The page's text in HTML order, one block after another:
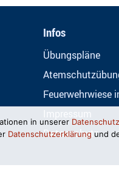
Infos
Übungspläne
Feuerwehrwiese
Datenschutz
in unserer
Datenschutzerklärung und